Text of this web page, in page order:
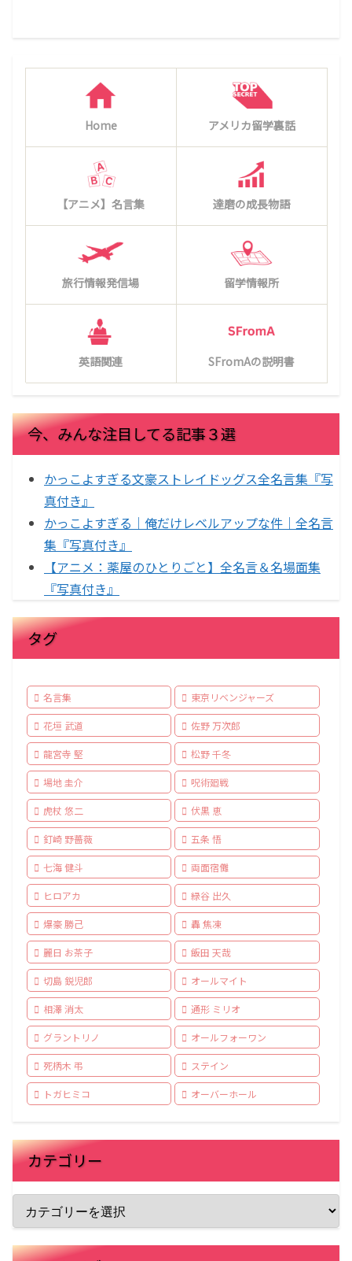
Home アメリカ留学裏話
【アニメ】名言集 達磨の成長物語
旅行情報発信場 留学情報所
英語関連 SFromAの説明書
今、みんな注目してる記事３選
かっこよすぎる文豪ストレイドッグス全名言集『写
真付き』
かっこよすぎる｜俺だけレベルアップな件｜全名言
集『写真付き』
【アニメ：薬屋のひとりごと】全名言＆名場面集
『写真付き』
タグ
名言集 東京リベンジャーズ
花垣 武道 佐野 万次郎
龍宮寺 堅 松野 千冬
場地 圭介 呪術廻戦
虎杖 悠二 伏黒 恵
釘崎 野薔薇 五条 悟
七海 健斗 両面宿儺
ヒロアカ 緑谷 出久
爆豪 勝己 轟 焦凍
麗日 お茶子 飯田 天哉
切島 鋭児郎 オールマイト
相澤 消太 通形 ミリオ
グラントリノ オールフォーワン
死柄木 弔 ステイン
トガヒミコ オーバーホール
カテゴリー